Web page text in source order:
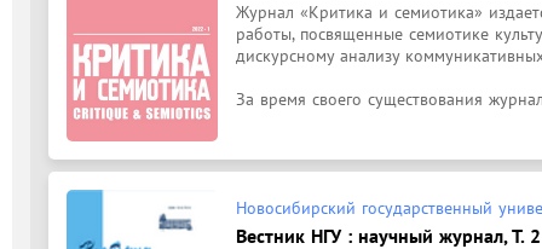
Журнал «Критика и семиотика»
работы, посвященные семиотике
дискурсному анализу
За время своего существования
Новосибирский государственный
Вестник НГУ : научный журнал, Т.